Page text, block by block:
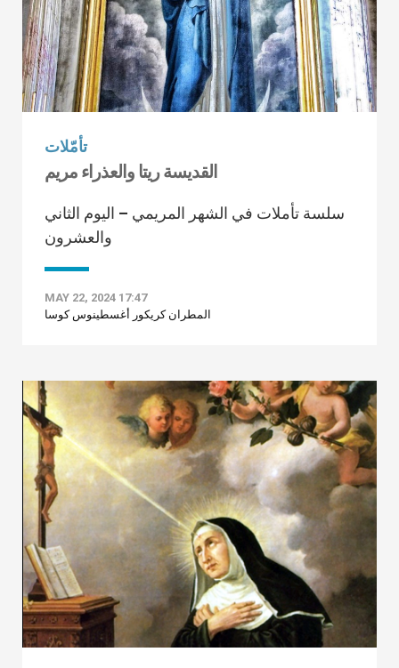
تأمّلات
القديسة ريتا والعذراء مريم
سلسة تأملات في الشهر المريمي – اليوم الثاني
والعشرون
MAY 22, 2024 17:47
المطران كريكور أغسطينوس كوسا